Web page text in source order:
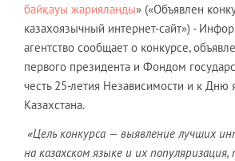
байқауы жарияланды» («Объявлен
казахоязычный интернет-сайт») -
агентство сообщает о конкурсе,
первого президента и Фондом
честь 25-летия Независимости и к Дню
Казахстана.
«Цель конкурса — выявление лучших
на казахском языке и их